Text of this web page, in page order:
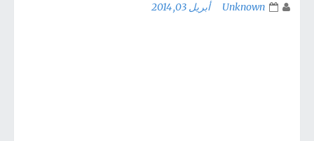
Unknown أبريل 03, 2014